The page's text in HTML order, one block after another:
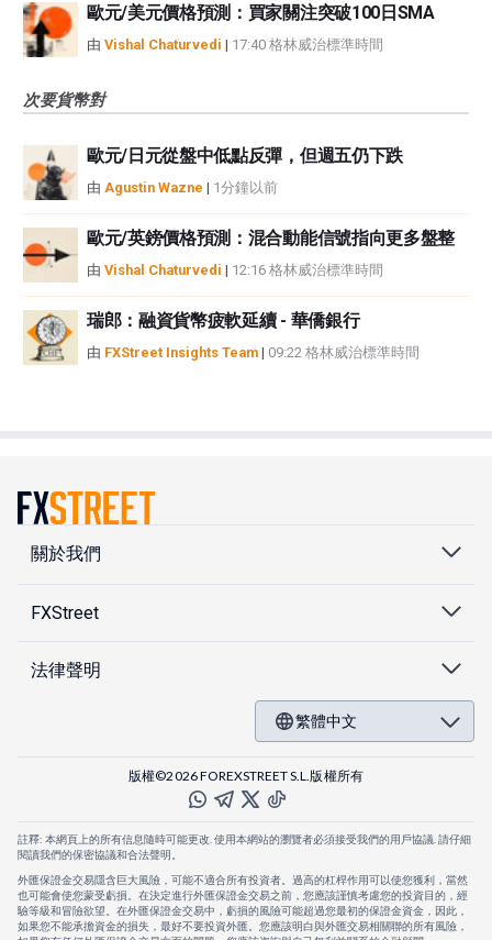
歐元/美元價格預測：買家關注突破100日SMA
由 Vishal Chaturvedi | 17:40 格林威治標準時間
次要貨幣對
歐元/日元從盤中低點反彈，但週五仍下跌
由 Agustin Wazne | 1分鐘以前
歐元/英鎊價格預測：混合動能信號指向更多盤整
由 Vishal Chaturvedi | 12:16 格林威治標準時間
瑞郎：融資貨幣疲軟延續 - 華僑銀行
由 FXStreet Insights Team | 09:22 格林威治標準時間
關於我們
FXStreet
法律聲明
繁體中文
版權©2026 FOREXSTREET S.L.版權所有
註釋: 本網頁上的所有信息隨時可能更改. 使用本網站的瀏覽者必須接受我們的用戶協議. 請仔細
閱讀我們的保密協議和合法聲明。
外匯保證金交易隱含巨大風險，可能不適合所有投資者。過高的杠桿作用可以使您獲利，當然
也可能會使您蒙受虧損。在決定進行外匯保證金交易之前，您應該謹慎考慮您的投資目的，經
驗等級和冒險欲望。在外匯保證金交易中，虧損的風險可能超過您最初的保證金資金，因此，
如果您不能承擔資金的損失，最好不要投資外匯。您應該明白與外匯交易相關聯的所有風險，